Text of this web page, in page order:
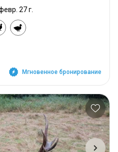
27 г.
Мгновенное бронирование